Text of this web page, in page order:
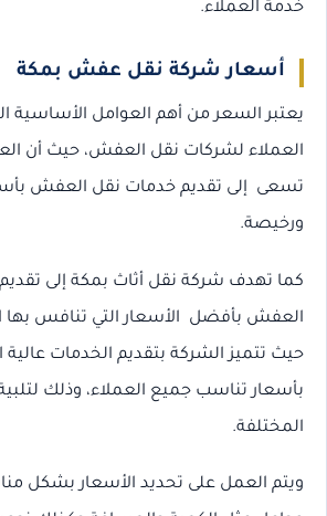
خدمة العملاء.
أسعار شركة نقل عفش بمكة
يعتبر السعر من أهم العوامل الأساسية
العملاء لشركات نقل العفش، حيث أن
تسعى إلى تقديم خدمات نقل العفش
ورخيصة.
كما تهدف شركة نقل أثاث بمكة إلى
العفش بأفضل الأسعار التي تنافس بها
حيث تتميز الشركة بتقديم الخدمات عالية
بأسعار تناسب جميع العملاء، وذلك
المختلفة.
ويتم العمل على تحديد الأسعار بشكل